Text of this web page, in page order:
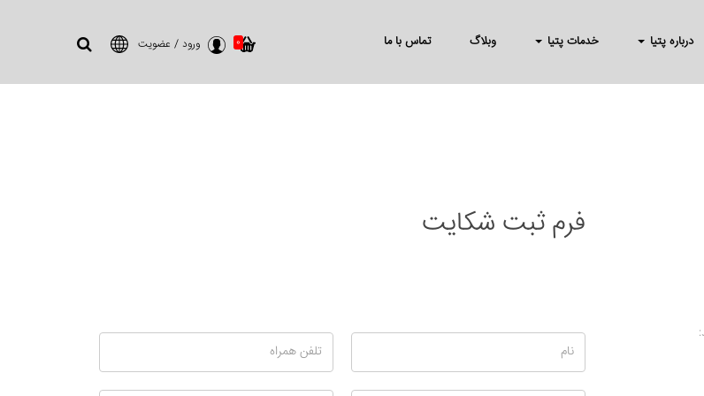
درباره پتیا خدمات پتیا وبلاگ تماس با ما 0 ورود / عضویت
فرم ثبت شکایت